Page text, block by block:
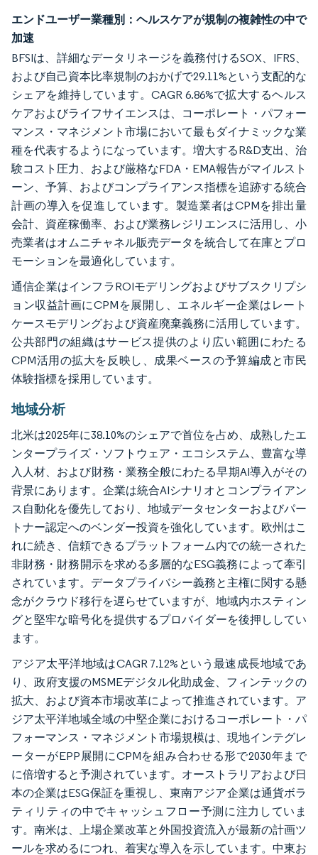
エンドユーザー業種別：ヘルスケアが規制の複雑性の中で
加速
BFSIは、詳細なデータリネージを義務付けるSOX、IFRS、
および自己資本比率規制のおかげで29.11%という支配的な
シェアを維持しています。CAGR 6.86%で拡大するヘルス
ケアおよびライフサイエンスは、コーポレート・パフォー
マンス・マネジメント市場において最もダイナミックな業
種を代表するようになっています。増大するR&D支出、治
験コスト圧力、および厳格なFDA・EMA報告がマイルスト
ーン、予算、およびコンプライアンス指標を追跡する統合
計画の導入を促進しています。製造業者はCPMを排出量
会計、資産稼働率、および業務レジリエンスに活用し、小
売業者はオムニチャネル販売データを統合して在庫とプロ
モーションを最適化しています。
通信企業はインフラROIモデリングおよびサブスクリプシ
ョン収益計画にCPMを展開し、エネルギー企業はレート
ケースモデリングおよび資産廃棄義務に活用しています。
公共部門の組織はサービス提供のより広い範囲にわたる
CPM活用の拡大を反映し、成果ベースの予算編成と市民
体験指標を採用しています。
地域分析
北米は2025年に38.10%のシェアで首位を占め、成熟したエ
ンタープライズ・ソフトウェア・エコシステム、豊富な導
入人材、および財務・業務全般にわたる早期AI導入がその
背景にあります。企業は統合AIシナリオとコンプライアン
ス自動化を優先しており、地域データセンターおよびパー
トナー認定へのベンダー投資を強化しています。欧州はこ
れに続き、信頼できるプラットフォーム内での統一された
非財務・財務開示を求める多層的なESG義務によって牽引
されています。データプライバシー義務と主権に関する懸
念がクラウド移行を遅らせていますが、地域内ホスティン
グと堅牢な暗号化を提供するプロバイダーを後押ししてい
ます。
アジア太平洋地域はCAGR 7.12%という最速成長地域であ
り、政府支援のMSMEデジタル化助成金、フィンテックの
拡大、および資本市場改革によって推進されています。ア
ジア太平洋地域全域の中堅企業におけるコーポレート・パ
フォーマンス・マネジメント市場規模は、現地インテグレ
ーターがEPP展開にCPMを組み合わせる形で2030年まで
に倍増すると予測されています。オーストラリアおよび日
本の企業はESG保証を重視し、東南アジア企業は通貨ボラ
ティリティの中でキャッシュフロー予測に注力していま
す。南米は、上場企業改革と外国投資流入が最新の計画ツ
ールを求めるにつれ、着実な導入を示しています。中東お